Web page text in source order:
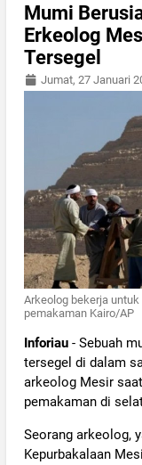
Mumi
Erkeolog
Tersegel
Jumat, 27 Januari
Arkeolog bekerja
pemakaman Kairo/AP
Inforiau- Sebuah
tersegel di dalam
arkeolog Mesir
pemakaman di
Seorang arkeolog,
Kepurbakalaan